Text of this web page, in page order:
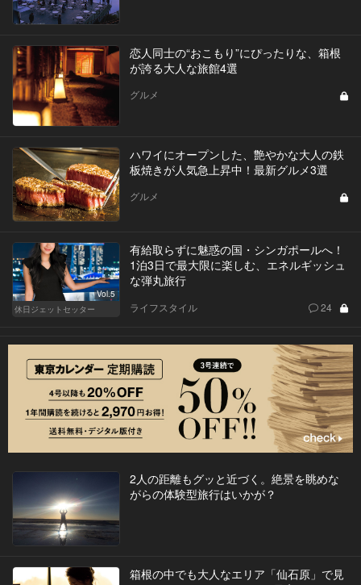
恋人同士の“おこもり”にぴったりな、箱根
が誇る大人な旅館4選
グルメ
ハワイにオープンした、艶やかな大人の鉄
板焼きが人気急上昇中！最新グルメ3選
グルメ
Vol.5
休日ジェットセッター
有給取らずに魅惑の国・シンガポールへ！
1泊3日で最大限に楽しむ、エネルギッシュ
な弾丸旅行
ライフスタイル 24
2人の距離もグッと近づく。絶景を眺めな
がらの体験型旅行はいかが？
箱根の中でも大人なエリア「仙石原」で見